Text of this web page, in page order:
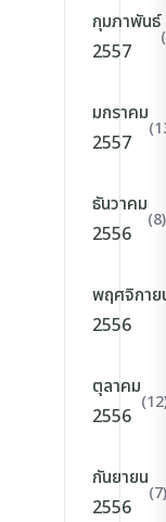
กุมภาพันธ์
2557
มกราคม
2557
ธันวาคม
2556
(8)
พฤศจิกาย
2556
ตุลาคม
2556
กันยายน
2556
(7)